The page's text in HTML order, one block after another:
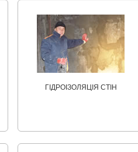
ГІДРОІЗОЛЯЦІЯ СТІН